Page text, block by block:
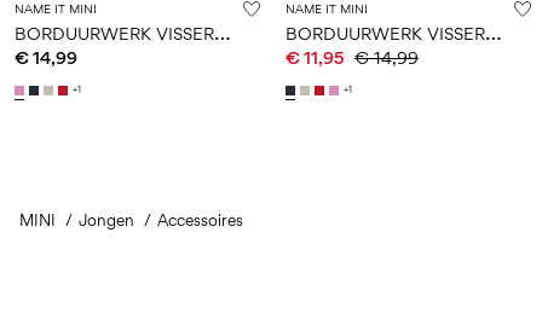
NAME IT MINI
B
ORDUURWERK VISSERSHOED
€ 14,99
+1
NAME IT MINI
B
ORDUURWERK VISSERSHOED
€ 11,95 € 14,99
+1
Je hebt 24 van de 35 items gezien.
MINI Jongen Accessoires